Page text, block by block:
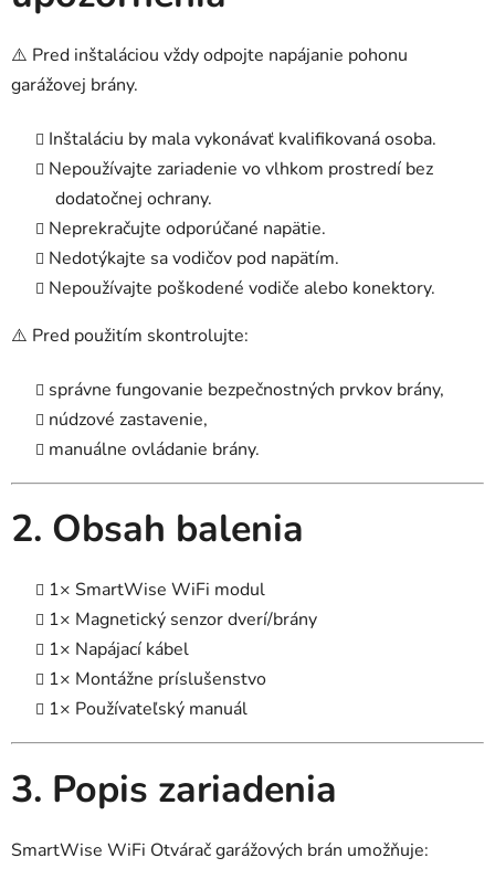
⚠️ Pred inštaláciou vždy odpojte napájanie pohonu
garážovej brány.
Inštaláciu by mala vykonávať kvalifikovaná osoba.
Nepoužívajte zariadenie vo vlhkom prostredí bez
dodatočnej ochrany.
Neprekračujte odporúčané napätie.
Nedotýkajte sa vodičov pod napätím.
Nepoužívajte poškodené vodiče alebo konektory.
⚠️ Pred použitím skontrolujte:
správne fungovanie bezpečnostných prvkov brány,
núdzové zastavenie,
manuálne ovládanie brány.
2. Obsah balenia
1× SmartWise WiFi modul
1× Magnetický senzor dverí/brány
1× Napájací kábel
1× Montážne príslušenstvo
1× Používateľský manuál
3. Popis zariadenia
SmartWise WiFi Otvárač garážových brán umožňuje: